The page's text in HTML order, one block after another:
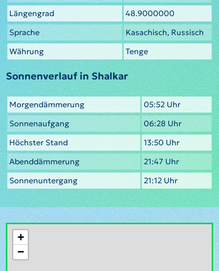
Längengrad
48.9000000
Sprache
Kasachisch, Russisch
Währung
Tenge
Sonnenverlauf in Shalkar
Morgendämmerung
05:52 Uhr
Sonnenaufgang
06:28 Uhr
Höchster Stand
13:50 Uhr
Abenddämmerung
21:47 Uhr
Sonnenuntergang
21:12 Uhr
+
−